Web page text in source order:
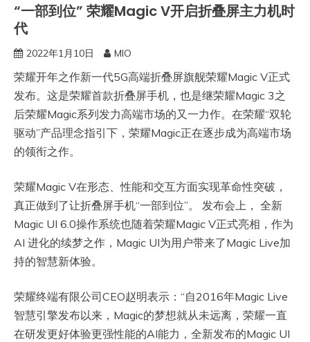
“一部到位” 荣耀Magic V开启折叠屏主力机时
代
2022年1月10日 MIO
荣耀开年之作新一代5G高端折叠屏旗舰荣耀Magic V正式
发布。这是荣耀首款折叠屏手机，也是继荣耀Magic 3之
后荣耀Magic系列发力高端市场的又一力作。在荣耀“双轮
驱动”产品理念指引下，荣耀Magic正在逐步成为高端市场
的领衔之作。
荣耀Magic V在形态、性能和交互方面实现革命性突破，
真正做到了让折叠屏手机“一部到位”。 发布会上， 全新
Magic UI 6.0操作系统也随着荣耀Magic V正式亮相，作为
AI 进化的续梦之作，Magic UI为用户带来了Magic Live加
持的智慧新体验。
荣耀终端有限公司CEO赵明表示：“自2016年Magic Live
智慧引擎发布以来，Magic的梦想就从未远离，荣耀一直
在研发更好体验更强性能的AI能力，全新发布的Magic UI